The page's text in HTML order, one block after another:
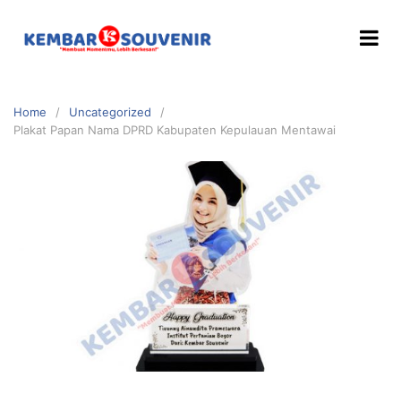
Home
Uncategorized
Plakat Papan Nama DPRD Kabupaten Kepulauan Mentawai